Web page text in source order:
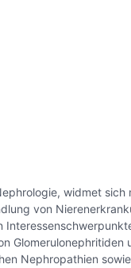
widmet sich
von
Glomerulonephritiden
Nephropathien